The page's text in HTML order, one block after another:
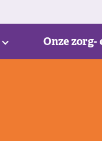
Onze zorg-